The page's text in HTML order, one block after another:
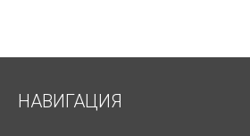
НАВИГАЦИЯ